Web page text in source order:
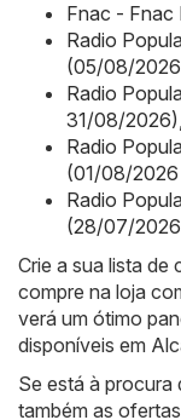
Fnac -
Radio
(05/08/
Radio
31/08/2026),
Radio
(01/08/
Radio
(28/07/
Crie a sua lista
compre na loja
verá um ótimo
disponíveis em
Se está à procura
também as